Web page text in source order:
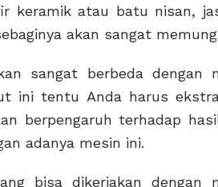
keramik atau batu nisan,
akan sangat
sangat berbeda dengan
ini tentu Anda harus
berpengaruh terhadap
adanya mesin ini.
bisa dikerjakan dengan